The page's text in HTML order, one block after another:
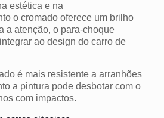
estética e na
o cromado oferece um brilho
a atenção, o para-choque
ao design do carro de
é mais resistente a arranhões
a pintura pode desbotar com o
com impactos.